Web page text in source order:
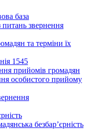
база
звернення
та терміни їх
1545
прийомів громадян
особистого прийому
безбар’єрність